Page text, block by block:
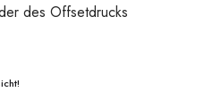
des Offsetdrucks